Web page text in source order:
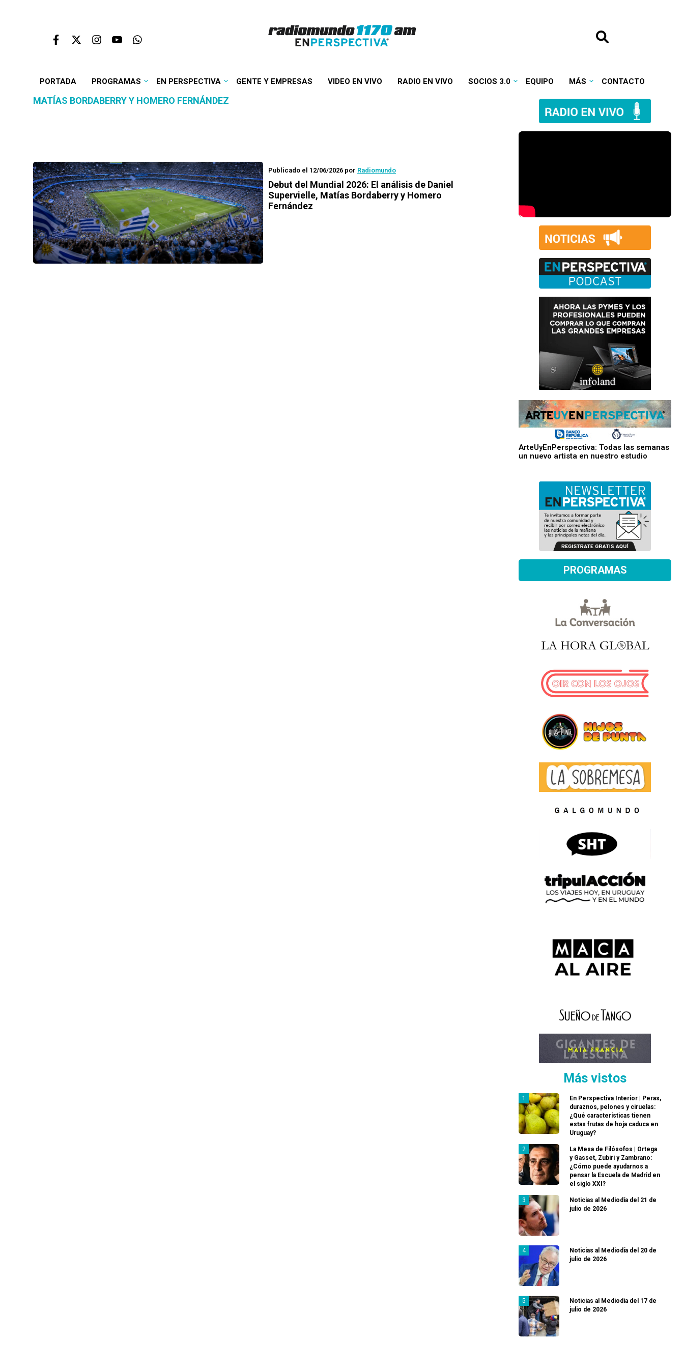
PORTADA PROGRAMAS EN PERSPECTIVA GENTE Y EMPRESAS VIDEO EN VIVO RADIO EN VIVO SOCIOS 3.0 EQUIPO MÁS CONTACTO
MATÍAS BORDABERRY Y HOMERO FERNÁNDEZ
Publicado el 12/06/2026 por Radiomundo
Debut del Mundial 2026: El análisis de Daniel
Supervielle, Matías Bordaberry y Homero
Fernández
ArteUyEnPerspectiva: Todas las semanas
un nuevo artista en nuestro estudio
PROGRAMAS
Más vistos
En Perspectiva Interior | Peras,
duraznos, pelones y ciruelas:
¿Qué características tienen
estas frutas de hoja caduca en
Uruguay?
La Mesa de Filósofos | Ortega
y Gasset, Zubiri y Zambrano:
¿Cómo puede ayudarnos a
pensar la Escuela de Madrid en
el siglo XXI?
Noticias al Mediodía del 21 de
julio de 2026
Noticias al Mediodía del 20 de
julio de 2026
Noticias al Mediodía del 17 de
julio de 2026